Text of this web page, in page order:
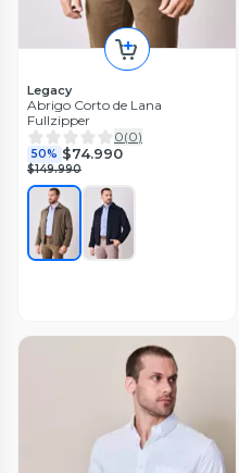
Legacy
Abrigo Corto de Lana
Fullzipper
0(0)
50% $74.990
$149.990